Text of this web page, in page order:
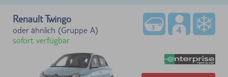
Renault Twingo
oder ähnlich (Gruppe A)
sofort verfügbar